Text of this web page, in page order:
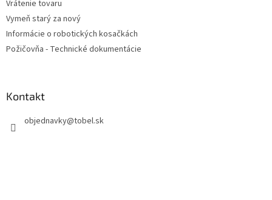
Vrátenie tovaru
Vymeň starý za nový
Informácie o robotických kosačkách
Požičovňa - Technické dokumentácie
Kontakt
objednavky@tobel.sk